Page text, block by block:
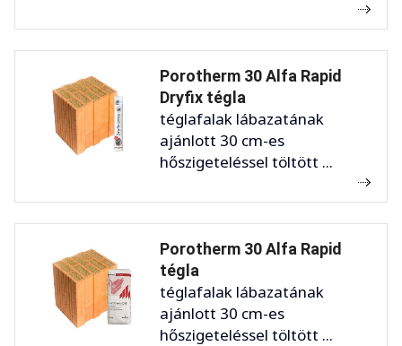
Porotherm 30 Alfa Rapid
Dryfix tégla
téglafalak lábazatának
ajánlott 30 cm-es
hőszigeteléssel töltött ...
Porotherm 30 Alfa Rapid
tégla
téglafalak lábazatának
ajánlott 30 cm-es
hőszigeteléssel töltött ...